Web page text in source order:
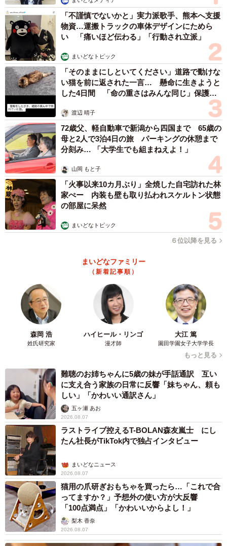
4/6
婚活で疲れた最も大きな原因※提供画像
「婚活で疲れた最大の原因」を聞いてみると、現在婚活を
継続している独身者は「断られる回数（16.4%）」「終わ
りの見えなさ（15.8%）」「決断の重さ（14.8%）」といっ
た外的要因に疲れを感じやすい傾向があることがわかりま
した。一方、婚活をやめた独身者は「コスト（9.7%）」
「自信喪失（7.3%）」「理想像の不明確さ（5.3%）」「自
己理解の不足（4.7%）」など内的要因が主な疲労原因とな
っており、婚活の継続・中止それぞれで疲れのメカニズム
が大きく異なることが示されています。
現在婚活している独身者の「婚活を続けてこられた要因」※提供画像
現在婚活している独身者に「婚活を続けられている理由」
を聞いたところ、「良い相手と出会える期待（38.6%）」
が1位でした。また、「結婚への強い意志（31.6%）」が2
「不謹慎でないかと」実力派歌手、熊本へ支援
物資…運搬トラックの車体デザインにためら
い 「痛いほど伝わる」「行動され立派」
まいどなトピック
「そのままにしといてください」道路で動けな
い猫を前に返された一言… 懸命に生きようと
した4日間 「命の重さはみんな同じ」保護団
渡辺 晴子
72歳父、軽自動車で新潟から四国まで 65歳の
母と2人で3泊4日の旅 パーキングの休憩まで
分刻み… 「大学生でも組まねえよ！」
山岡 もと子
「火事以来10カ月ぶり」全焼した自宅訪れた林
家ぺー 内装も壁も取り払われスケルトン状態
の部屋に呆然
まいどなトピック
６位以降を見る
まいどなファミリー
（新着記事順）
森岡 浩
姓氏研究家
ハイヒール・リンゴ
漫才師
大江 篤
園田学園女子大学学長
もっと見る
難聴のお姉ちゃんに5歳の妹が手話通訳 互い
に支え合う家族の日常に反響「妹ちゃん、頼も
しい」「かわいい通訳さん」
五ヶ瀬 あお
2026.08.07
ラストライブ控えるT-BOLAN森友嵐士 にし
たん社長がTikTok内で独占インタビュー
まいどなニュース
2026.08.07
猫用の爪研ぎおもちゃを買ったら…「これで合
ってますか？」予想外の使い方が大反響
「100点満点」「かわいいからよし！」
梨木 香奈
2026.08.07